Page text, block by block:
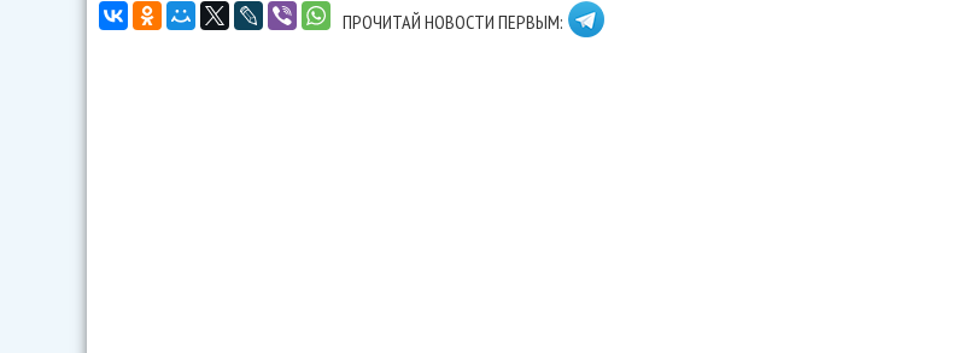
ПРОЧИТАЙ НОВОСТИ ПЕРВЫМ: